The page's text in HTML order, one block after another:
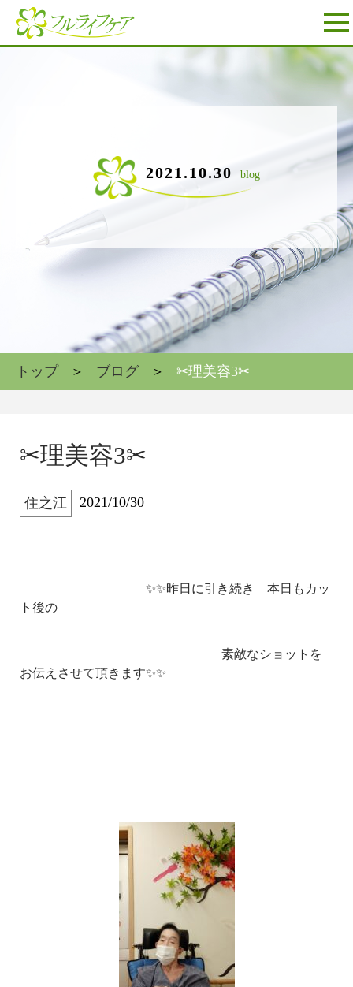
2021.10.30 blog
トップ ブログ ✂理美容3✂
✂理美容3✂
住之江 2021/10/30
✨✨昨日に引き続き 本日もカッ
ト後の
素敵なショットを
お伝えさせて頂きます✨✨